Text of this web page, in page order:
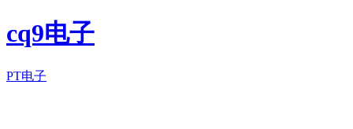
cq9电子
PT电子